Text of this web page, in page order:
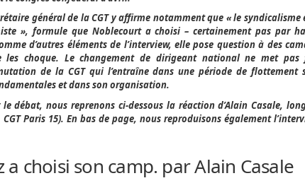
général de la CGT y affirme notamment que « le syndicalisme
», formule que Noblecourt a choisi – certainement pas par
d’autres éléments de l’interview, elle pose question à des
les choque. Le changement de dirigeant national ne met
de la CGT qui l’entraîne dans une période de flottement
et dans son organisation.
débat, nous reprenons ci-dessous la réaction d’Alain Casale,
Paris 15). En bas de page, nous reproduisons également
choisi son camp. par Alain Casale